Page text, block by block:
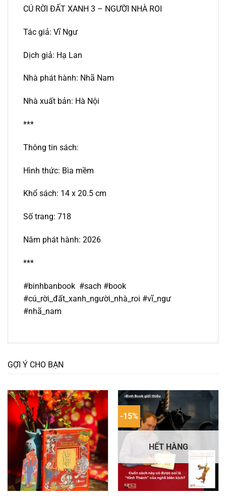
CÚ RỜI ĐẤT XANH 3 – NGƯỜI NHÀ ROI
Tác giả: Vĩ Ngư
Dịch giả: Hạ Lan
Nhà phát hành: Nhã Nam
Nhà xuất bản: Hà Nội
***
Thông tin sách:
Hình thức: Bìa mềm
Khổ sách: 14 x 20.5 cm
Số trang: 718
Năm phát hành: 2026
***
#binhbanbook #sach #book
#cú_rời_đất_xanh_người_nhà_roi #vĩ_ngư
#nhã_nam
GỢI Ý CHO BẠN
-15%
HẾT HÀNG